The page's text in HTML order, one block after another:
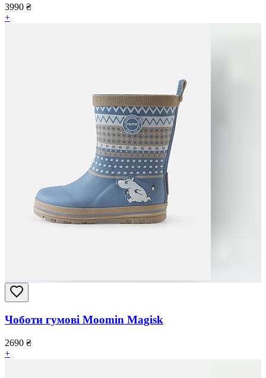
3990 ₴
+
Чоботи гумові Moomin Magisk
2690 ₴
+